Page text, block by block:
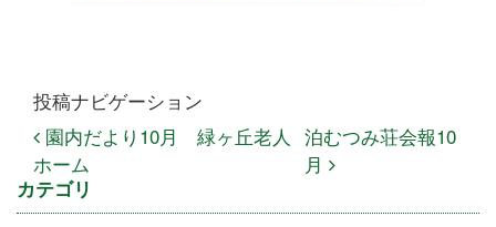
投稿ナビゲーション
園内だより10月 緑ヶ丘老人
ホーム
泊むつみ荘会報10
月
カテゴリ